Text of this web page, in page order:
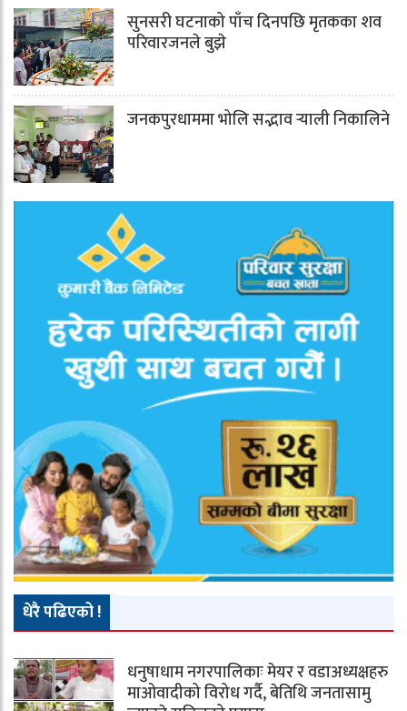
सुनसरी घटनाको पाँच दिनपछि मृतकका शव
परिवारजनले बुझे
जनकपुरधाममा भोलि सद्भाव र्‍याली निकालिने
धेरै पढिएको !
धनुषाधाम नगरपालिकाः मेयर र वडाअध्यक्षहरु
माओवादीको विरोध गर्दै, बेतिथि जनतासामु